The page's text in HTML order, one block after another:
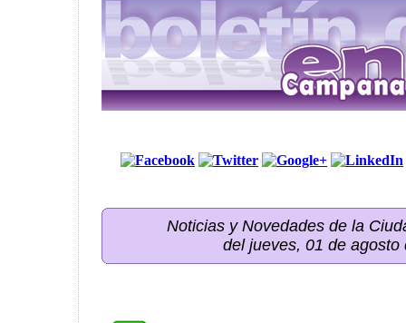
Noticias y Novedades de la
del jueves, 01 de agosto